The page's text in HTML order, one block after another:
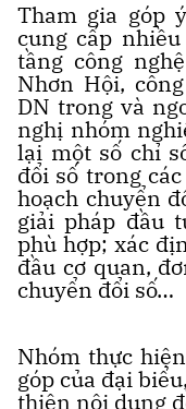
Tham gia góp
cung cấp
tầng công
Nhơn Hội,
DN trong và
nghị nhóm
lại một số chỉ
đổi số trong
hoạch chuyển
giải pháp đầu
phù hợp; xác
đầu cơ quan,
chuyển đổi số…
Nhóm thực
góp của đại
thiện nội dung